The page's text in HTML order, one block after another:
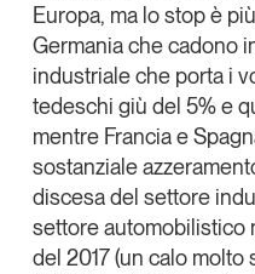
Europa, ma lo stop è
Germania che cadono
industriale che porta i
tedeschi giù del 5% e
mentre Francia e
sostanziale
discesa del settore
settore automobilistico
del 2017 (un calo molto